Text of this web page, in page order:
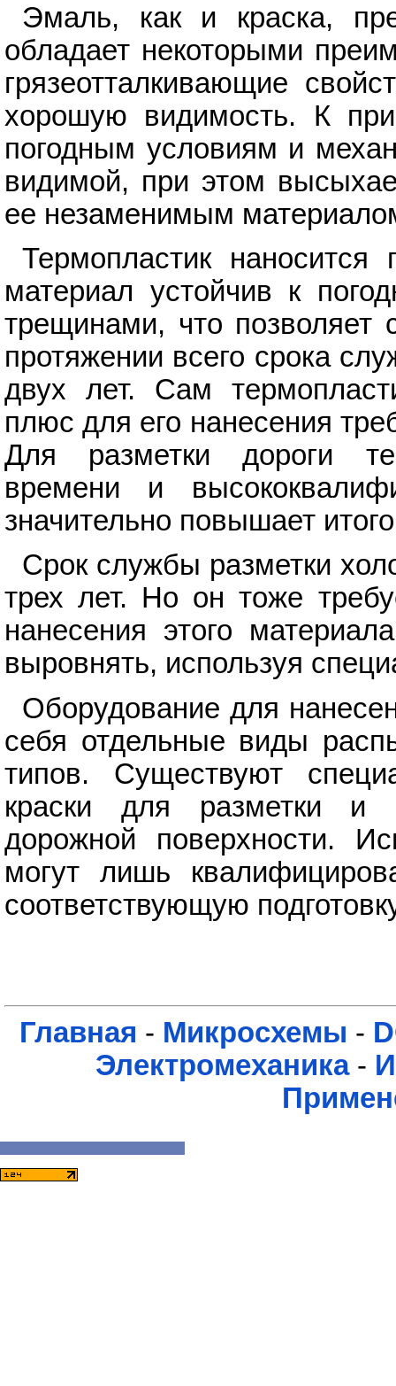
Эмаль, как и краска,
обладает некоторыми
грязеотталкивающие
хорошую видимость. К
погодным условиям и
видимой, при этом
ее незаменимым
Термопластик
материал устойчив к
трещинами, что позволяет
протяжении всего срока
двух лет. Сам
плюс для его нанесения
Для разметки дороги
времени и
значительно повышает
Срок службы разметки
трех лет. Но он тоже
нанесения этого
выровнять, используя
Оборудование для
себя отдельные виды
типов. Существуют
краски для разметки и
дорожной поверхности.
могут лишь
соответствующую
Главная - Микросхемы -
Электромеханика-